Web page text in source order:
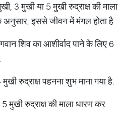
3 मुखी या 5 मुखी रुद्राक्ष की माला
अनुसार, इससे जीवन में मंगल होता है.
शिव का आशीर्वाद पाने के लिए 6
रुद्राक्ष पहनना शुभ माना गया है.
मुखी रुद्राक्ष की माला धारण कर